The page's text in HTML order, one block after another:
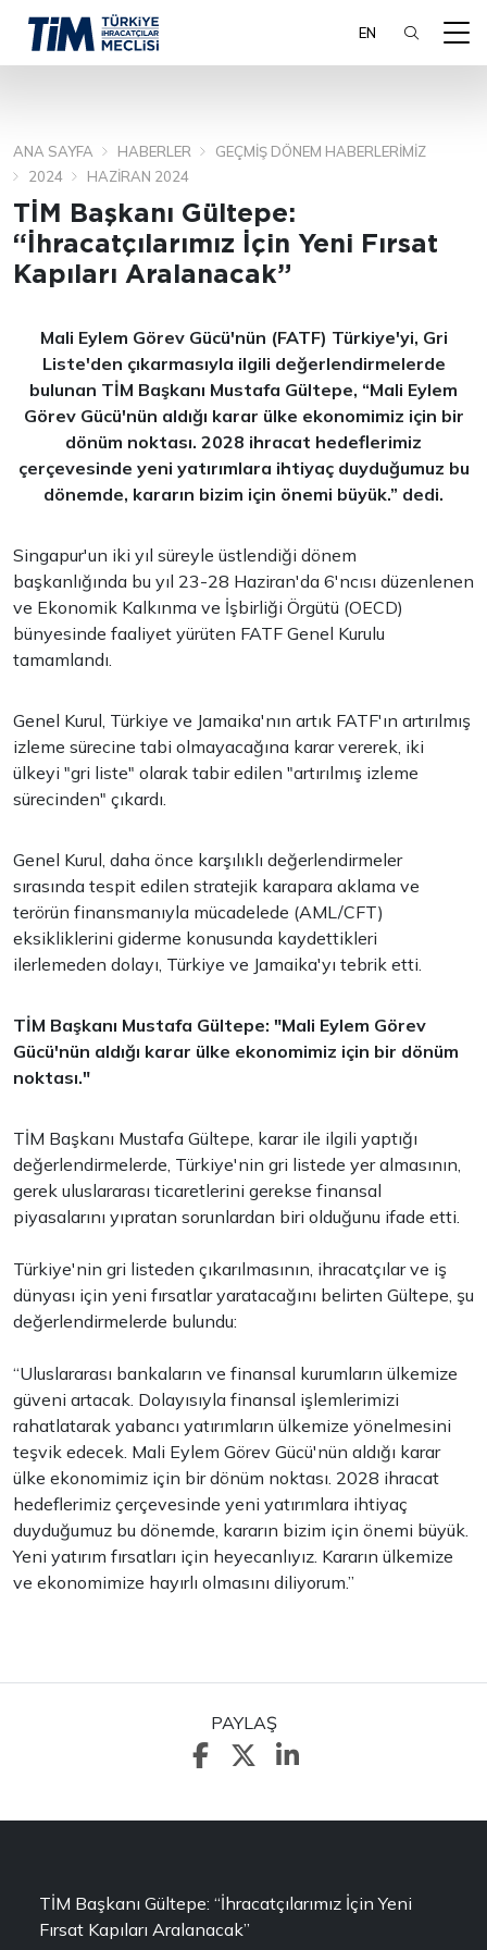
EN
ARA
ANA SAYFA HABERLER
GEÇMIŞ DÖNEM HABERLERIMIZ
2024
HAZIRAN 2024
TİM Başkanı Gültepe:
“İhracatçılarımız İçin Yeni Fırsat
Kapıları Aralanacak”
Mali Eylem Görev Gücü'nün (FATF) Türkiye'yi, Gri
Liste'den çıkarmasıyla ilgili değerlendirmelerde
bulunan TİM Başkanı Mustafa Gültepe, “Mali Eylem
Görev Gücü'nün aldığı karar ülke ekonomimiz için bir
dönüm noktası. 2028 ihracat hedeflerimiz
çerçevesinde yeni yatırımlara ihtiyaç duyduğumuz bu
dönemde, kararın bizim için önemi büyük.” dedi.
Singapur'un iki yıl süreyle üstlendiği dönem
başkanlığında bu yıl 23-28 Haziran'da 6'ncısı düzenlenen
ve Ekonomik Kalkınma ve İşbirliği Örgütü (OECD)
bünyesinde faaliyet yürüten FATF Genel Kurulu
tamamlandı.
Genel Kurul, Türkiye ve Jamaika'nın artık FATF'ın artırılmış
izleme sürecine tabi olmayacağına karar vererek, iki
ülkeyi "gri liste" olarak tabir edilen "artırılmış izleme
sürecinden" çıkardı.
Genel Kurul, daha önce karşılıklı değerlendirmeler
sırasında tespit edilen stratejik karapara aklama ve
terörün finansmanıyla mücadelede (AML/CFT)
eksikliklerini giderme konusunda kaydettikleri
ilerlemeden dolayı, Türkiye ve Jamaika'yı tebrik etti.
TİM Başkanı Mustafa Gültepe: "Mali Eylem Görev
Gücü'nün aldığı karar ülke ekonomimiz için bir dönüm
noktası."
TİM Başkanı Mustafa Gültepe, karar ile ilgili yaptığı
değerlendirmelerde, Türkiye'nin gri listede yer almasının,
gerek uluslararası ticaretlerini gerekse finansal
piyasalarını yıpratan sorunlardan biri olduğunu ifade etti.
Türkiye'nin gri listeden çıkarılmasının, ihracatçılar ve iş
dünyası için yeni fırsatlar yaratacağını belirten Gültepe, şu
değerlendirmelerde bulundu:
“Uluslararası bankaların ve finansal kurumların ülkemize
güveni artacak. Dolayısıyla finansal işlemlerimizi
rahatlatarak yabancı yatırımların ülkemize yönelmesini
teşvik edecek. Mali Eylem Görev Gücü'nün aldığı karar
ülke ekonomimiz için bir dönüm noktası. 2028 ihracat
hedeflerimiz çerçevesinde yeni yatırımlara ihtiyaç
duyduğumuz bu dönemde, kararın bizim için önemi büyük.
Yeni yatırım fırsatları için heyecanlıyız. Kararın ülkemize
ve ekonomimize hayırlı olmasını diliyorum.”
PAYLAŞ
TİM Başkanı Gültepe: “İhracatçılarımız İçin Yeni
Fırsat Kapıları Aralanacak”